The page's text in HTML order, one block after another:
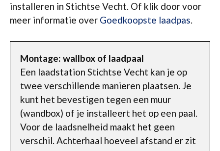
installeren in Stichtse Vecht. Of klik door voor
meer informatie over Goedkoopste laadpas.
Montage: wallbox of laadpaal
Een laadstation Stichtse Vecht kan je op
twee verschillende manieren plaatsen. Je
kunt het bevestigen tegen een muur
(wandbox) of je installeert het op een paal.
Voor de laadsnelheid maakt het geen
verschil. Achterhaal hoeveel afstand er zit